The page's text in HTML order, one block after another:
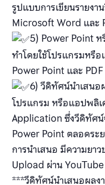
รูปแบบการเขียนรายง
Microsoft Word และ
5) Power Point ห
ทำโดยใช้โปรแกรมหรื
Power Point และ PDF
6) วีดิทัศน์นำเสนอ
โปรแกรม หรือแอปพลิเ
Application ซึ่งวีดิทัศ
Power Point ตลอดระย
การนำเสนอ มีความยา
Upload ผ่าน
***วีดิทัศน์นำเสนอผลง